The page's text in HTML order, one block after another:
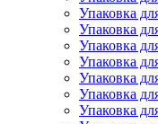
Упаковка
Упаковка
Упаковка
Упаковка
Упаковка
Упаковка
Упаковка